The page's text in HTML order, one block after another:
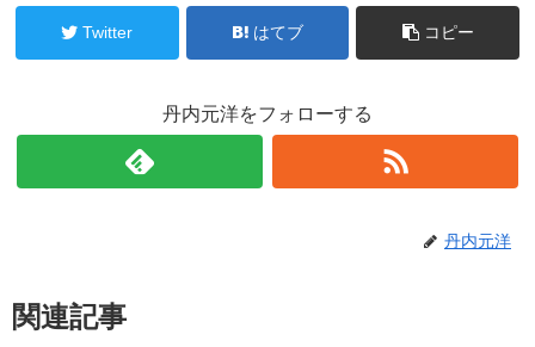
Twitter はてブ コピー
丹内元洋をフォローする
丹内元洋
関連記事